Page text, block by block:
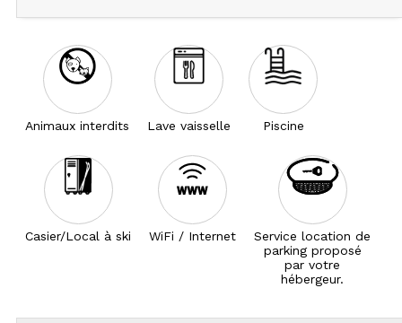
Animaux interdits Lave vaisselle Piscine
Casier/Local à ski WiFi / Internet
Service location de
parking proposé
par votre
hébergeur.